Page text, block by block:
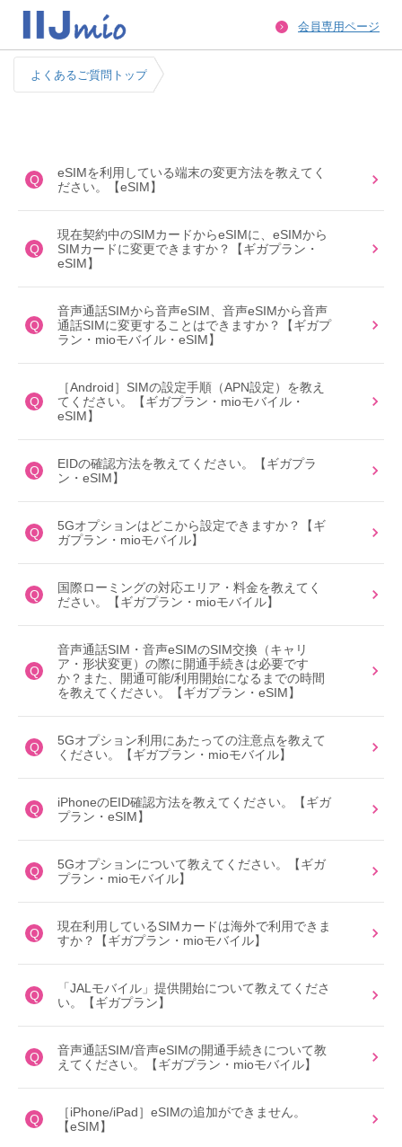
会員専用ページ
よくあるご質問トップ
Q
eSIMを利用している端末の変更方法を教えてく
ださい。【eSIM】
Q
現在契約中のSIMカードからeSIMに、eSIMから
SIMカードに変更できますか？【ギガプラン・
eSIM】
Q
音声通話SIMから音声eSIM、音声eSIMから音声
通話SIMに変更することはできますか？【ギガプ
ラン・mioモバイル・eSIM】
Q
［Android］SIMの設定手順（APN設定）を教え
てください。【ギガプラン・mioモバイル・
eSIM】
Q
EIDの確認方法を教えてください。【ギガプラ
ン・eSIM】
Q
5Gオプションはどこから設定できますか？【ギ
ガプラン・mioモバイル】
Q
国際ローミングの対応エリア・料金を教えてく
ださい。【ギガプラン・mioモバイル】
Q
音声通話SIM・音声eSIMのSIM交換（キャリ
ア・形状変更）の際に開通手続きは必要です
か？また、開通可能/利用開始になるまでの時間
を教えてください。【ギガプラン・eSIM】
Q
5Gオプション利用にあたっての注意点を教えて
ください。【ギガプラン・mioモバイル】
Q
iPhoneのEID確認方法を教えてください。【ギガ
プラン・eSIM】
Q
5Gオプションについて教えてください。【ギガ
プラン・mioモバイル】
Q
現在利用しているSIMカードは海外で利用できま
すか？【ギガプラン・mioモバイル】
Q
「JALモバイル」提供開始について教えてくださ
い。【ギガプラン】
Q
音声通話SIM/音声eSIMの開通手続きについて教
えてください。【ギガプラン・mioモバイル】
Q
［iPhone/iPad］eSIMの追加ができません。
【eSIM】